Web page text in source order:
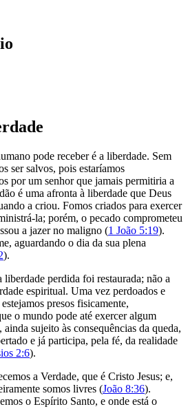
pode receber é a liberdade. Sem
ser salvos, pois estaríamos
por um senhor que jamais permitiria a
é uma afronta à liberdade que Deus
a criou. Fomos criados para exercer
la; porém, o pecado comprometeu
a jazer no maligno (1 João 5:19).
aguardando o dia da sua plena
).
liberdade perdida foi restaurada; não a
espiritual. Uma vez perdoados e
presos fisicamente,
o mundo pode até exercer algum
sujeito às consequências da queda,
e já participa, pela fé, da realidade
2:6).
a Verdade, que é Cristo Jesus; e,
somos livres (João 8:36).
o Espírito Santo, e onde está o